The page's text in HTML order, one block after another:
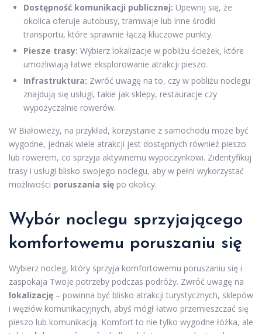
Dostępność komunikacji publicznej: Upewnij się, że
okolica oferuje autobusy, tramwaje lub inne środki
transportu, które sprawnie łączą kluczowe punkty.
Piesze trasy: Wybierz lokalizacje w pobliżu ścieżek, które
umożliwiają łatwe eksplorowanie atrakcji pieszo.
Infrastruktura: Zwróć uwagę na to, czy w pobliżu noclegu
znajdują się usługi, takie jak sklepy, restauracje czy
wypożyczalnie rowerów.
W Białowieży, na przykład, korzystanie z samochodu może być
wygodne, jednak wiele atrakcji jest dostępnych również pieszo
lub rowerem, co sprzyja aktywnemu wypoczynkowi. Zidentyfikuj
trasy i usługi blisko swojego noclegu, aby w pełni wykorzystać
możliwości poruszania się po okolicy.
Wybór noclegu sprzyjającego
komfortowemu poruszaniu się
Wybierz nocleg, który sprzyja komfortowemu poruszaniu się i
zaspokaja Twoje potrzeby podczas podróży. Zwróć uwagę na
lokalizację – powinna być blisko atrakcji turystycznych, sklepów
i węzłów komunikacyjnych, abyś mógł łatwo przemieszczać się
pieszo lub komunikacją. Komfort to nie tylko wygodne łóżka, ale